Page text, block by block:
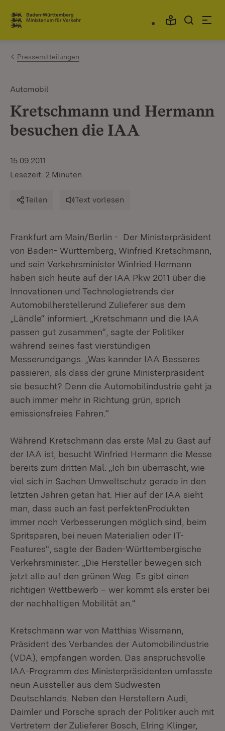
Zum Inhalt springen
Link zur Startseite
Pressemitteilungen
Automobil
Kretschmann und Hermann
besuchen die IAA
15.09.2011
Lesezeit: 2 Minuten
Teilen Text vorlesen
Frankfurt am Main/Berlin - Der Ministerpräsident
von Baden- Württemberg, Winfried Kretschmann,
und sein Verkehrsminister Winfried Hermann
haben sich heute auf der IAA Pkw 2011 über die
Innovationen und Technologietrends der
Automobilherstellerund Zulieferer aus dem
„Ländle“ informiert. „Kretschmann und die IAA
passen gut zusammen“, sagte der Politiker
während seines fast vierstündigen
Messerundgangs. „Was kannder IAA Besseres
passieren, als dass der grüne Ministerpräsident
sie besucht? Denn die Automobilindustrie geht ja
auch immer mehr in Richtung grün, sprich
emissionsfreies Fahren.“
Während Kretschmann das erste Mal zu Gast auf
der IAA ist, besucht Winfried Hermann die Messe
bereits zum dritten Mal. „Ich bin überrascht, wie
viel sich in Sachen Umweltschutz gerade in den
letzten Jahren getan hat. Hier auf der IAA sieht
man, dass auch an fast perfektenProdukten
immer noch Verbesserungen möglich sind, beim
Spritsparen, bei neuen Materialien oder IT-
Features“, sagte der Baden-Württembergische
Verkehrsminister: „Die Hersteller bewegen sich
jetzt alle auf den grünen Weg. Es gibt einen
richtigen Wettbewerb – wer kommt als erster bei
der nachhaltigen Mobilität an.“
Kretschmann war von Matthias Wissmann,
Präsident des Verbandes der Automobilindustrie
(VDA), empfangen worden. Das anspruchsvolle
IAA-Programm des Ministerpräsidenten umfasste
neun Aussteller aus dem Südwesten
Deutschlands. Neben den Herstellern Audi,
Daimler und Porsche sprach der Politiker auch mit
Vertretern der Zulieferer Bosch, Elring Klinger,